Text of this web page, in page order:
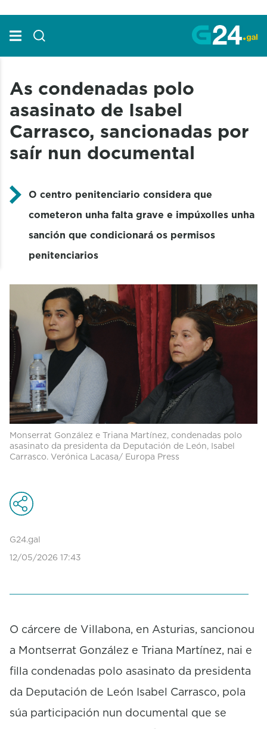
As condenadas polo
asasinato de Isabel
Carrasco, sancionadas por
saír nun documental
O centro penitenciario considera que
cometeron unha falta grave e impúxolles unha
sanción que condicionará os permisos
penitenciarios
Monserrat González e Triana Martínez, condenadas polo
asasinato da presidenta da Deputación de León, Isabel
Carrasco. Verónica Lacasa/ Europa Press
G24.gal
12/05/2026 17:43
O cárcere de Villabona, en Asturias, sancionou
a Montserrat González e Triana Martínez, nai e
filla condenadas polo asasinato da presidenta
da Deputación de León Isabel Carrasco, pola
súa participación nun documental que se